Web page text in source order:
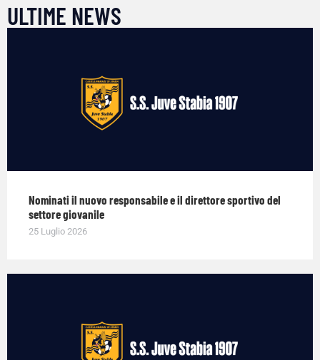
ULTIME NEWS
Nominati il nuovo responsabile e il direttore sportivo del
settore giovanile
25 Luglio 2026